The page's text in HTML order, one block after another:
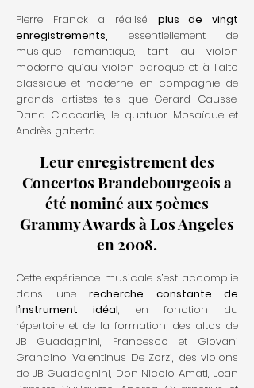
Pierre Franck a réalisé plus de vingt
enregistrements, essentiellement de
musique romantique, tant au violon
moderne qu’au violon baroque et à l’alto
classique et moderne, en compagnie de
grands artistes tels que Gerard Causse,
Dana Cioccarlie, le quatuor Mosaïque et
Andrès gabetta.
Leur enregistrement des
Concertos Brandebourgeois a
été nominé aux 50èmes
Grammy Awards à Los Angeles
en 2008.
Cette expérience musicale s’est accomplie
dans une recherche constante de
l’instrument idéal, en fonction du
répertoire et de la formation; des altos de
JB Guadagnini, Francesco et Giovani
Grancino, Valentinus De Zorzi, des violons
de JB Guadagnini, Don Nicolo Amati, Jean